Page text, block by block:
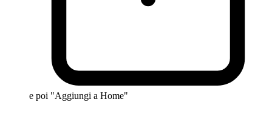
e poi "Aggiungi a Home"